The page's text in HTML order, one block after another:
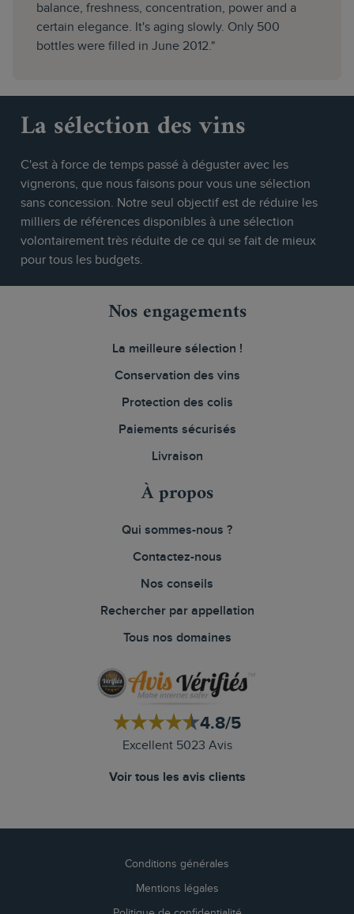
balance, freshness, concentration, power and a
certain elegance. It's aging slowly. Only 500
bottles were filled in June 2012."
La sélection des vins
C'est à force de temps passé à déguster avec les
vignerons, que nous faisons pour vous une sélection
sans concession. Notre seul objectif est de réduire les
milliers de références disponibles à une sélection
volontairement très réduite de ce qui se fait de mieux
pour tous les budgets.
Nos engagements
La meilleure sélection !
Conservation des vins
Protection des colis
Paiements sécurisés
Livraison
À propos
Qui sommes-nous ?
Contactez-nous
Nos conseils
Rechercher par appellation
Tous nos domaines
4.8/5
Excellent 5023 Avis
Voir tous les avis clients
Conditions générales
Mentions légales